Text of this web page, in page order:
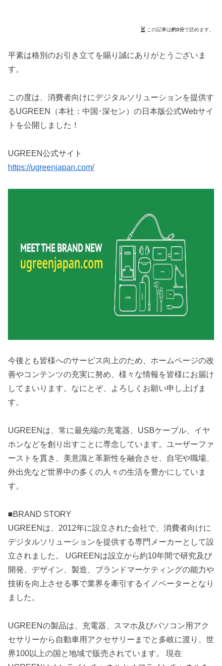
この記事は約3分で読めます。
平素は格別のお引き立てを賜り誠にありがとうございま
す。
この度は、消費者向けにデジタルソリューションを提供す
るUGREEN（本社：中国･深セン）の日本版公式Webサイ
トを公開しました！
UGREEN公式サイト
https://ugreenjapan.com/
今後とも皆様へのサービス向上のため、ホームページの改
善やコンテンツの充実に努め、様々な情報を皆様にお届け
してまいります。なにとぞ、よろしくお願い申し上げま
す。
UGREENは、常に最先端の充電器、USBケーブル、イヤ
ホンなどを創り出すことに専念しています。ユーザーファ
ーストを貫き、美意識と革新性を融合させ、自宅や職場、
外出先など世界中の多くの人々の生活を豊かにしていま
す。
■BRAND STORY
UGREENは、2012年に設立された会社で、消費者向けに
デジタルソリューションを提供する専門メーカーとして設
立されました。 UGREENは設立から約10年間で研究及び
開発、デザイン、製造、ブランドマーケティングの能力や
技術を向上させる事で業界を牽引するイノベーターとなり
ました。
UGREENの製品は、充電器、スマホ及びパソコン用アク
セサリーから自動車用アクセサリーまでと多岐に渡り、世
界100以上の国と地域で販売されています。 現在